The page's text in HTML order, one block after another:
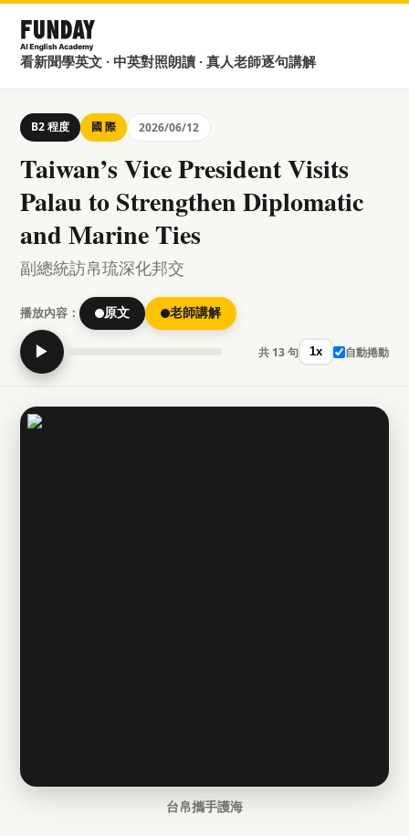
看新聞學英文 · 中英對照朗讀 · 真人老師逐句講解
B2 程度 國 際 2026/06/12
Taiwan’s Vice President Visits
Palau to Strengthen Diplomatic
and Marine Ties
副總統訪帛琉深化邦交
播放內容： 原文 老師講解
▶ 共 13 句 1x 自動捲動
台帛攜手護海